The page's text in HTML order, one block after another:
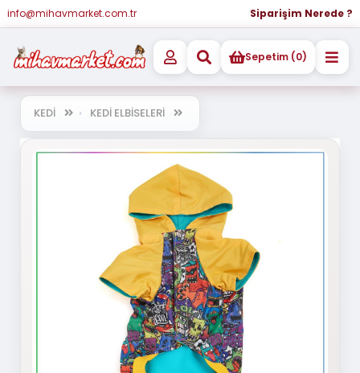
info@mihavmarket.com.tr Siparişim Nerede ?
Sepetim (0)
KEDİ KEDİ ELBİSELERİ